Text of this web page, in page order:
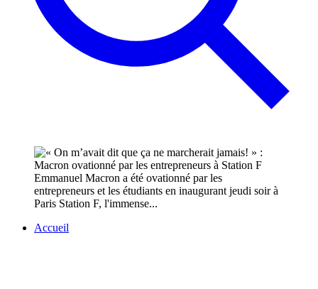
Emmanuel Macron a été ovationné par les
entrepreneurs et les étudiants en inaugurant jeudi soir à
Paris Station F, l'immense...
Accueil